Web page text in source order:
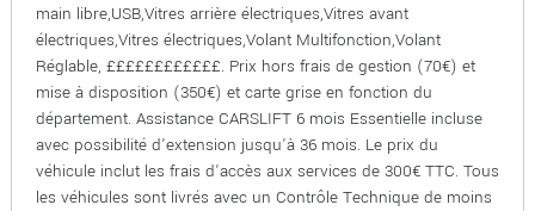
main libre,USB,Vitres arrière électriques,Vitres avant
électriques,Vitres électriques,Volant Multifonction,Volant
Réglable, ££££££££££££. Prix hors frais de gestion (70€) et
mise à disposition (350€) et carte grise en fonction du
département. Assistance CARSLIFT 6 mois Essentielle incluse
avec possibilité d'extension jusqu'à 36 mois. Le prix du
véhicule inclut les frais d'accès aux services de 300€ TTC. Tous
les véhicules sont livrés avec un Contrôle Technique de moins